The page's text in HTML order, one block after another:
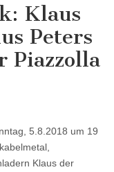
Klaus
Peters
Piazzolla
5.8.2018 um 19
Klaus der